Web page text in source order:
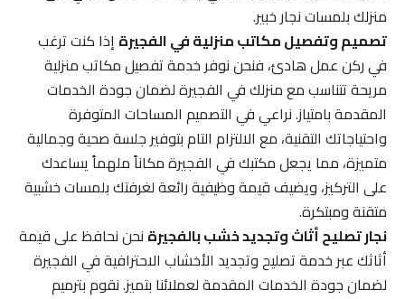
منزلك بلمسات نجار خبير.
تصميم وتفصيل مكاتب منزلية في الفجيرةإذا كنت ترغب
في ركن عمل هادئ، فنحن نوفر خدمة تفصيل مكاتب منزلية
مريحة تتناسب مع منزلك في الفجيرة لضمان جودة الخدمات
المقدمة بامتياز. نراعي في التصميم المساحات المتوفرة
واحتياجاتك التقنية، مع الالتزام التام بتوفير جلسة صحية وجمالية
متميزة، مما يجعل مكتبك في الفجيرة مكاناً ملهماً يساعدك
على التركيز، ويضيف قيمة وظيفية رائعة لغرفتك بلمسات خشبية
متقنة ومبتكرة.
نجار تصليح أثاث وتجديد خشب بالفجيرةنحن نحافظ على قيمة
أثاثك عبر خدمة تصليح وتجديد الأخشاب الاحترافية في الفجيرة
لضمان جودة الخدمات المقدمة لعملائنا بتميز. نقوم بترميم